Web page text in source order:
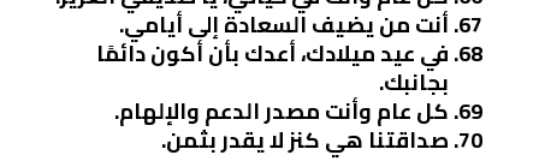
أنت من يضيف السعادة إلى أيامي.
في عيد ميلادك، أعدك بأن أكون دائمًا
بجانبك.
كل عام وأنت مصدر الدعم والإلهام.
صداقتنا هي كنز لا يقدر بثمن.